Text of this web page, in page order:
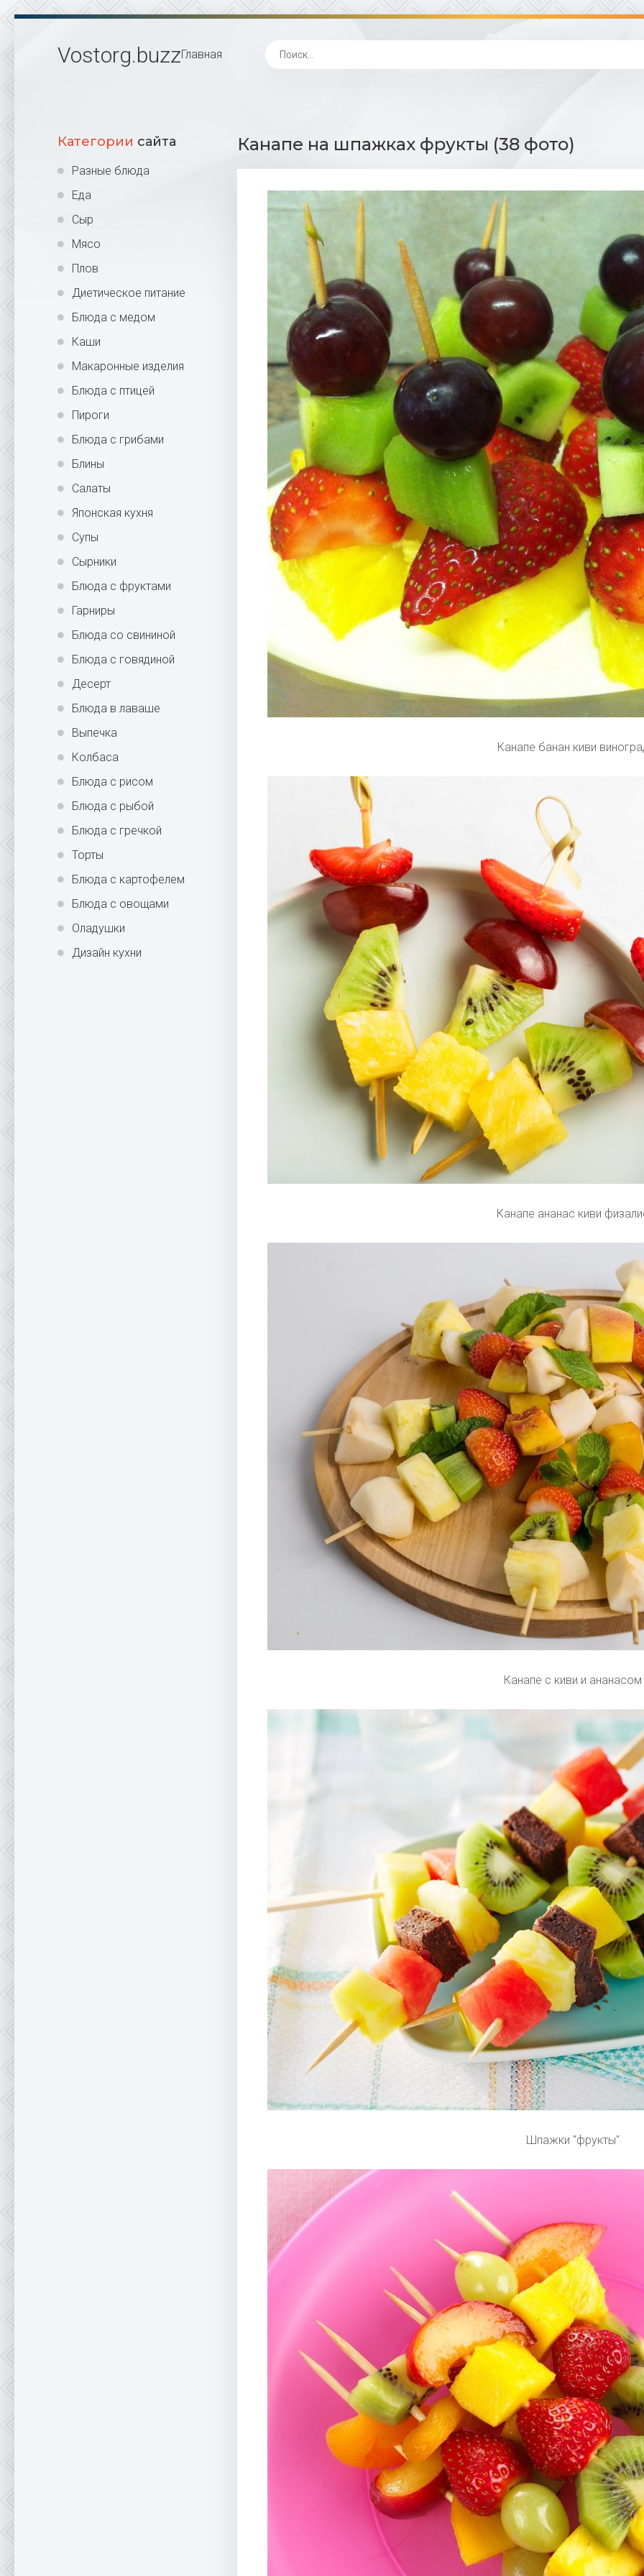
Vostorg.buzzГлавная
Категории сайта
Разные блюда
Еда
Сыр
Мясо
Плов
Диетическое питание
Блюда с медом
Каши
Макаронные изделия
Блюда с птицей
Пироги
Блюда с грибами
Блины
Салаты
Японская кухня
Супы
Сырники
Блюда с фруктами
Гарниры
Блюда со свининой
Блюда с говядиной
Десерт
Блюда в лаваше
Выпечка
Колбаса
Блюда с рисом
Блюда с рыбой
Блюда с гречкой
Торты
Блюда с картофелем
Блюда с овощами
Оладушки
Дизайн кухни
Канапе на шпажках фрукты (38 фото)
Канапе банан киви
Канапе ананас киви
Канапе с киви и ананасом
Шпажки "фрукты"